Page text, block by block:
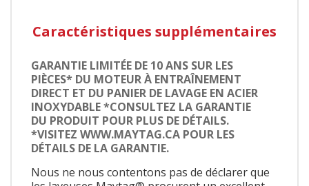
Caractéristiques supplémentaires
GARANTIE LIMITÉE DE 10 ANS SUR LES
PIÈCES* DU MOTEUR À ENTRAÎNEMENT
DIRECT ET DU PANIER DE LAVAGE EN ACIER
INOXYDABLE *CONSULTEZ LA GARANTIE
DU PRODUIT POUR PLUS DE DÉTAILS.
*VISITEZ WWW.MAYTAG.CA POUR LES
DÉTAILS DE LA GARANTIE.
Nous ne nous contentons pas de déclarer que